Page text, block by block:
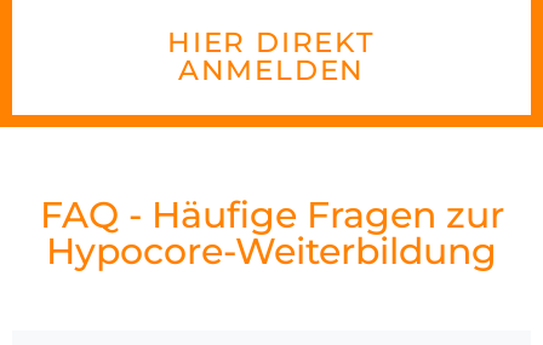
HIER DIREKT
ANMELDEN
FAQ - Häufige Fragen zur
Hypocore-Weiterbildung